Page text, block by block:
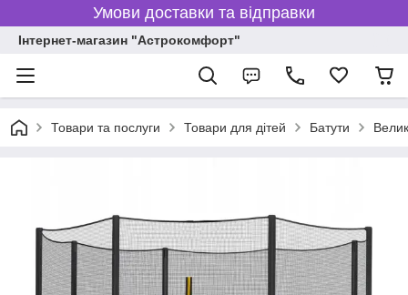
Умови доставки та відправки
Інтернет-магазин "Астрокомфорт"
Товари та послуги Товари для дітей Батути